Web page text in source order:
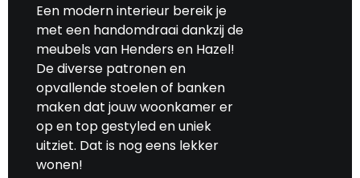
Een modern interieur bereik je
met een handomdraai dankzij de
meubels van Henders en Hazel!
De diverse patronen en
opvallende stoelen of banken
maken dat jouw woonkamer er
op en top gestyled en uniek
uitziet. Dat is nog eens lekker
wonen!